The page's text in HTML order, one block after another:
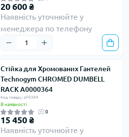
20 600 ₴
Наявність уточнюйте у
менеджера по телефону
Стійка для Хромованих Гантелей
Technogym CHROMED DUMBELL
RACK A0000364
Код товару: pf-0384
В наявності
0
15 450 ₴
Наявність уточнюйте у